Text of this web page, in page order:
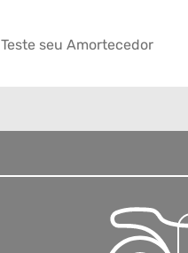
Teste seu Amortecedor